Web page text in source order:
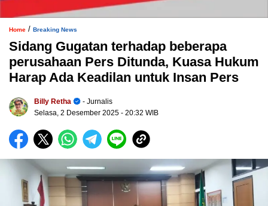
Home / Breaking News
Sidang Gugatan terhadap beberapa
perusahaan Pers Ditunda, Kuasa Hukum
Harap Ada Keadilan untuk Insan Pers
Billy Retha
- Jurnalis
Selasa, 2 Desember 2025 - 20:32 WIB